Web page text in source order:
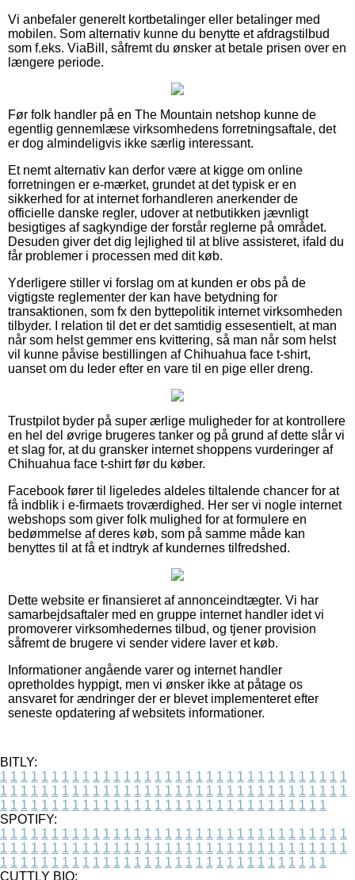
Vi anbefaler generelt kortbetalinger eller betalinger med
mobilen. Som alternativ kunne du benytte et afdragstilbud
som f.eks. ViaBill, såfremt du ønsker at betale prisen over en
længere periode.
Før folk handler på en The Mountain netshop kunne de
egentlig gennemlæse virksomhedens forretningsaftale, det
er dog almindeligvis ikke særlig interessant.
Et nemt alternativ kan derfor være at kigge om online
forretningen er e-mærket, grundet at det typisk er en
sikkerhed for at internet forhandleren anerkender de
officielle danske regler, udover at netbutikken jævnligt
besigtiges af sagkyndige der forstår reglerne på området.
Desuden giver det dig lejlighed til at blive assisteret, ifald du
får problemer i processen med dit køb.
Yderligere stiller vi forslag om at kunden er obs på de
vigtigste reglementer der kan have betydning for
transaktionen, som fx den byttepolitik internet virksomheden
tilbyder. I relation til det er det samtidig essesentielt, at man
når som helst gemmer ens kvittering, så man når som helst
vil kunne påvise bestillingen af Chihuahua face t-shirt,
uanset om du leder efter en vare til en pige eller dreng.
Trustpilot byder på super ærlige muligheder for at kontrollere
en hel del øvrige brugeres tanker og på grund af dette slår vi
et slag for, at du gransker internet shoppens vurderinger af
Chihuahua face t-shirt før du køber.
Facebook fører til ligeledes aldeles tiltalende chancer for at
få indblik i e-firmaets troværdighed. Her ser vi nogle internet
webshops som giver folk mulighed for at formulere en
bedømmelse af deres køb, som på samme måde kan
benyttes til at få et indtryk af kundernes tilfredshed.
Dette website er finansieret af annonceindtægter. Vi har
samarbejdsaftaler med en gruppe internet handler idet vi
promoverer virksomhedernes tilbud, og tjener provision
såfremt de brugere vi sender videre laver et køb.
Informationer angående varer og internet handler
opretholdes hyppigt, men vi ønsker ikke at påtage os
ansvaret for ændringer der er blevet implementeret efter
seneste opdatering af websitets informationer.
BITLY:
1 1 1 1 1 1 1 1 1 1 1 1 1 1 1 1 1 1 1 1 1 1 1 1 1 1 1 1 1 1 1 1 1 1
1 1 1 1 1 1 1 1 1 1 1 1 1 1 1 1 1 1 1 1 1 1 1 1 1 1 1 1 1 1 1 1 1 1
1 1 1 1 1 1 1 1 1 1 1 1 1 1 1 1 1 1 1 1 1 1 1 1 1 1 1 1 1 1 1 1
SPOTIFY:
1 1 1 1 1 1 1 1 1 1 1 1 1 1 1 1 1 1 1 1 1 1 1 1 1 1 1 1 1 1 1 1 1 1
1 1 1 1 1 1 1 1 1 1 1 1 1 1 1 1 1 1 1 1 1 1 1 1 1 1 1 1 1 1 1 1 1 1
1 1 1 1 1 1 1 1 1 1 1 1 1 1 1 1 1 1 1 1 1 1 1 1 1 1 1 1 1 1 1 1
CUTTLY BIO: